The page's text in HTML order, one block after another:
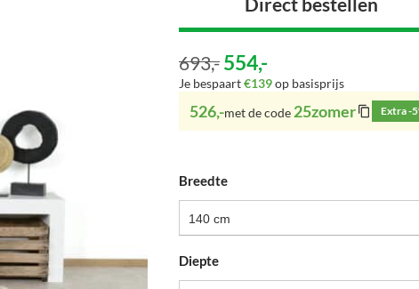
693,- 554,-
Je bespaart€139op basisprijs
526,-met de code 25zomer Extra -
Breedte
140 cm
Diepte